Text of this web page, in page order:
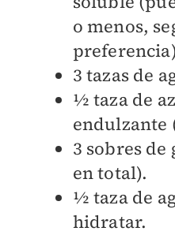
o menos,
3 tazas de
½ taza de
endulzante
3 sobres
en total).
½ taza de
hidratar.